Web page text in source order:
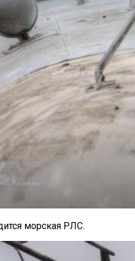
морская РЛС.